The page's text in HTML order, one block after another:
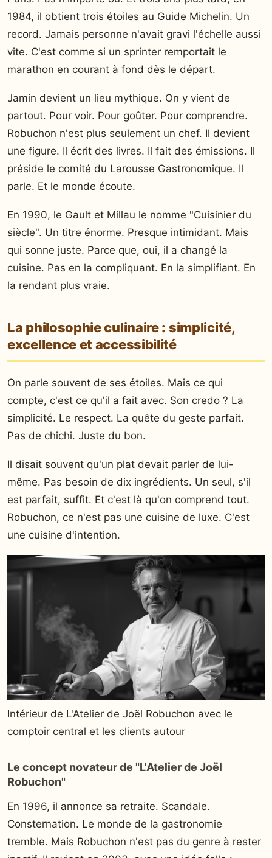
1984, il obtient trois étoiles au Guide Michelin. Un
record. Jamais personne n'avait gravi l'échelle aussi
vite. C'est comme si un sprinter remportait le
marathon en courant à fond dès le départ.
Jamin devient un lieu mythique. On y vient de
partout. Pour voir. Pour goûter. Pour comprendre.
Robuchon n'est plus seulement un chef. Il devient
une figure. Il écrit des livres. Il fait des émissions. Il
préside le comité du Larousse Gastronomique. Il
parle. Et le monde écoute.
En 1990, le Gault et Millau le nomme "Cuisinier du
siècle". Un titre énorme. Presque intimidant. Mais
qui sonne juste. Parce que, oui, il a changé la
cuisine. Pas en la compliquant. En la simplifiant. En
la rendant plus vraie.
La philosophie culinaire : simplicité,
excellence et accessibilité
On parle souvent de ses étoiles. Mais ce qui
compte, c'est ce qu'il a fait avec. Son credo ? La
simplicité. Le respect. La quête du geste parfait.
Pas de chichi. Juste du bon.
Il disait souvent qu'un plat devait parler de lui-
même. Pas besoin de dix ingrédients. Un seul, s'il
est parfait, suffit. Et c'est là qu'on comprend tout.
Robuchon, ce n'est pas une cuisine de luxe. C'est
une cuisine d'intention.
Intérieur de L'Atelier de Joël Robuchon avec le
comptoir central et les clients autour
Le concept novateur de "L'Atelier de Joël
Robuchon"
En 1996, il annonce sa retraite. Scandale.
Consternation. Le monde de la gastronomie
tremble. Mais Robuchon n'est pas du genre à rester